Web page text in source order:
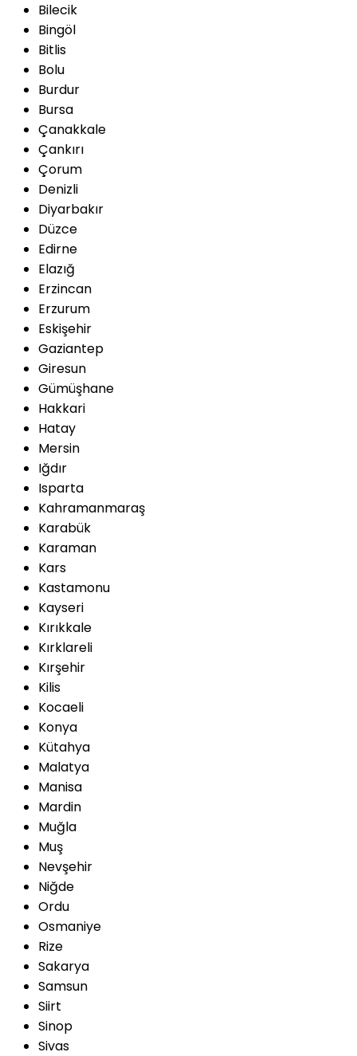
Bilecik
Bingöl
Bitlis
Bolu
Burdur
Bursa
Çanakkale
Çankırı
Çorum
Denizli
Diyarbakır
Düzce
Edirne
Elazığ
Erzincan
Erzurum
Eskişehir
Gaziantep
Giresun
Gümüşhane
Hakkari
Hatay
Mersin
Iğdır
Isparta
Kahramanmaraş
Karabük
Karaman
Kars
Kastamonu
Kayseri
Kırıkkale
Kırklareli
Kırşehir
Kilis
Kocaeli
Konya
Kütahya
Malatya
Manisa
Mardin
Muğla
Muş
Nevşehir
Niğde
Ordu
Osmaniye
Rize
Sakarya
Samsun
Siirt
Sinop
Sivas